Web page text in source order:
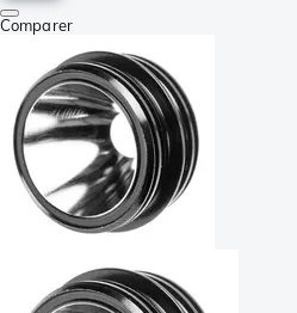
Comparer